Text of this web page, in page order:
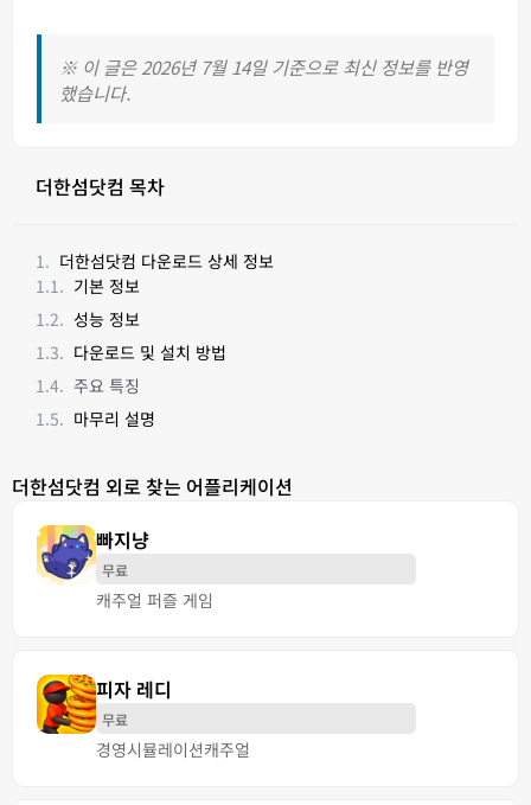
※ 이 글은 2026년 7월 14일 기준으로 최신 정보를 반영
했습니다.
더한섬닷컴 목차
더한섬닷컴 다운로드 상세 정보
기본 정보
성능 정보
다운로드 및 설치 방법
주요 특징
마무리 설명
더한섬닷컴 외로 찾는 어플리케이션
빠지냥
무료
캐주얼 퍼즐 게임
피자 레디
무료
경영시뮬레이션캐주얼